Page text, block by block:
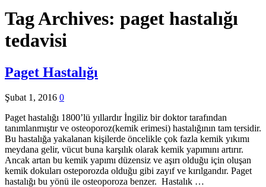
Tag Archives: paget hastalığı
tedavisi
Paget Hastalığı
Şubat 1, 2016 0
Paget hastalığı 1800’lü yıllardır İngiliz bir doktor tarafından
tanımlanmıştır ve osteoporoz(kemik erimesi) hastalığının tam tersidir.
Bu hastalığa yakalanan kişilerde öncelikle çok fazla kemik yıkımı
meydana gelir, vücut buna karşılık olarak kemik yapımını artırır.
Ancak artan bu kemik yapımı düzensiz ve aşırı olduğu için oluşan
kemik dokuları osteporozda olduğu gibi zayıf ve kırılgandır. Paget
hastalığı bu yönü ile osteoporoza benzer. Hastalık …